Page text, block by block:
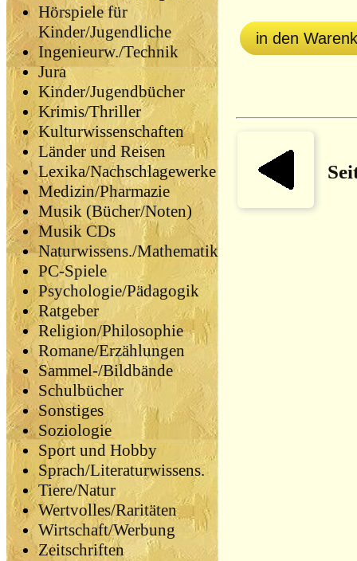
Hörspiele für
Kinder/Jugendliche
Ingenieurw./Technik
Jura
Kinder/Jugendbücher
Krimis/Thriller
Kulturwissenschaften
Länder und Reisen
Lexika/Nachschlagewerke
Medizin/Pharmazie
Musik (Bücher/Noten)
Musik CDs
Naturwissens./Mathematik
PC-Spiele
Psychologie/Pädagogik
Ratgeber
Religion/Philosophie
Romane/Erzählungen
Sammel-/Bildbände
Schulbücher
Sonstiges
Soziologie
Sport und Hobby
Sprach/Literaturwissens.
Tiere/Natur
Wertvolles/Raritäten
Wirtschaft/Werbung
Zeitschriften
in den